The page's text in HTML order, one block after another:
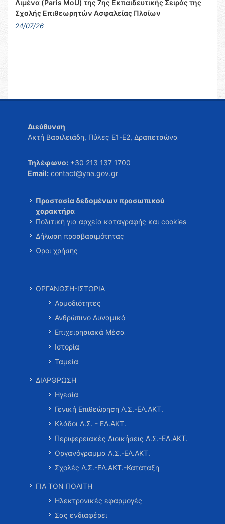
Λιμένα (Paris MoU) της 7ης Εκπαιδευτικής Σειράς της
Σχολής Επιθεωρητών Ασφαλείας Πλοίων
24/07/26
Διεύθυνση
Ακτή Βασιλειάδη, Πύλες Ε1-Ε2, Δραπετσώνα
Τηλέφωνο: +30 213 137 1700
Email: contact@yna.gov.gr
Προστασία δεδομένων προσωπικού
χαρακτήρα
Πολιτική για αρχεία καταγραφής και cookies
Δήλωση προσβασιμότητας
Όροι χρήσης
ΟΡΓΑΝΩΣΗ-ΙΣΤΟΡΙΑ
Αρμοδιότητες
Ανθρώπινο Δυναμικό
Επιχειρησιακά Μέσα
Ιστορία
Ταμεία
ΔΙΑΡΘΡΩΣΗ
Ηγεσία
Γενική Επιθεώρηση Λ.Σ.-ΕΛ.ΑΚΤ.
Κλάδοι Λ.Σ. - ΕΛ.ΑΚΤ.
Περιφερειακές Διοικήσεις Λ.Σ.-ΕΛ.ΑΚΤ.
Οργανόγραμμα Λ.Σ.-ΕΛ.ΑΚΤ.
Σχολές Λ.Σ.-ΕΛ.ΑΚΤ.-Κατάταξη
ΓΙΑ ΤΟΝ ΠΟΛΙΤΗ
Ηλεκτρονικές εφαρμογές
Σας ενδιαφέρει